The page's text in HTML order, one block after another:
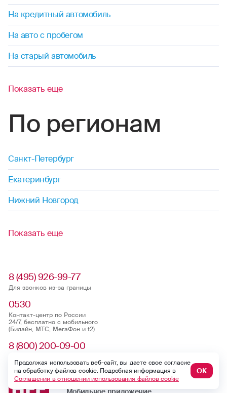
На кредитный автомобиль
На авто с пробегом
На старый автомобиль
Показать еще
По регионам
Санкт-Петербург
Екатеринбург
Нижний Новгород
Показать еще
8 (495) 926-99-77
Для звонков из-за границы
0530
Контакт-центр по России
24/7, бесплатно с мобильного
(Билайн, МТС, МегаФон и t2)
8 (800) 200-09-00
24/7, звонок бесплатный
Продолжая использовать веб-сайт, вы даете свое согласие
на обработку файлов cookie. Подробная информация в
Соглашении в отношении использования файлов cookie
ОК